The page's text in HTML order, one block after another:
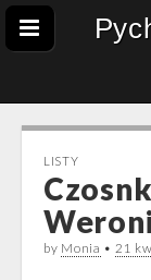
LISTY
by Monia • 21